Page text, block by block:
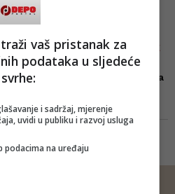
KOMENTARISAO SLUČAJEVE
PEDOFILIJE U CRKVI
Hrvatski biskup: 'Od mesa
...
Danas svakodnevno ubijaju djecu
ženino pravo, kao da dijete nema
vaš pristanak za
podataka u sljedeće
svrhe:
i sadržaj, mjerenje
uvidi u publiku i razvoj usluga
podacima na uređaju